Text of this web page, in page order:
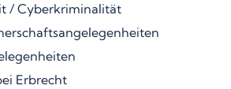
/ Cyberkriminalität
Erbrecht